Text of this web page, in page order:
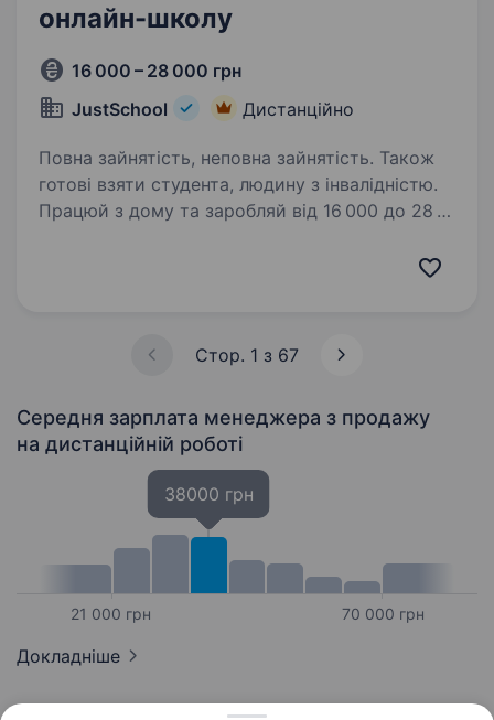
онлайн-школу
16 000 – 28 000 грн
JustSchool
Дистанційно
Повна зайнятість, неповна зайнятість. Також
готові взяти студента, людину з інвалідністю.
Працюй з дому та заробляй від 16 000 до 28
Стор. 1 з 67
Середня зарплата менеджера з продажу
на дистанційній роботі
21 000 грн
38000 грн
70 000 грн
Докладніше